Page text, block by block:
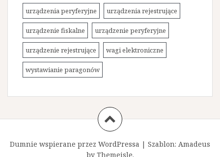
urządzenia peryferyjne urządzenia rejestrujące
urządzenie fiskalne urządzenie peryferyjne
urządzenie rejestrujące wagi elektroniczne
wystawianie paragonów
Dumnie wspierane przez WordPressa | Szablon: Amadeus
by Themeisle.